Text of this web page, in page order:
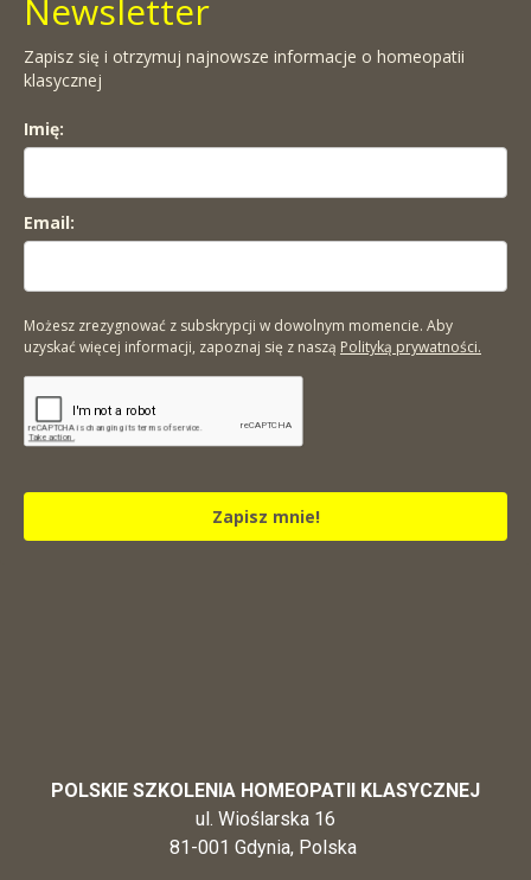
Newsletter
Zapisz się i otrzymuj najnowsze informacje o homeopatii
klasycznej
Imię:
Email:
Możesz zrezygnować z subskrypcji w dowolnym momencie. Aby
uzyskać więcej informacji, zapoznaj się z naszą Polityką prywatności.
Zapisz mnie!
POLSKIE SZKOLENIA HOMEOPATII KLASYCZNEJ
ul. Wioślarska 16
81-001 Gdynia, Polska